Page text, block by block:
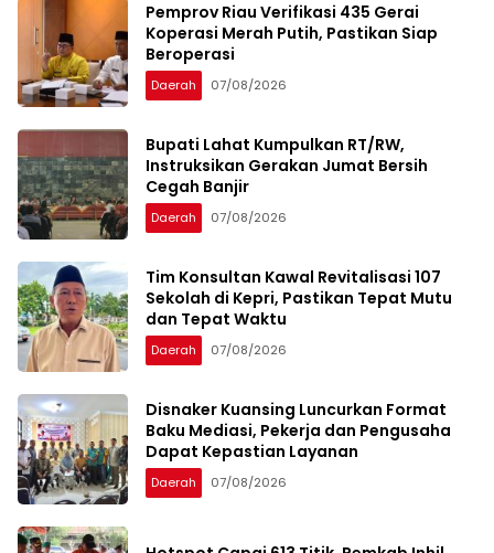
Pemprov Riau Verifikasi 435 Gerai
Koperasi Merah Putih, Pastikan Siap
Beroperasi
Daerah 07/08/2026
Bupati Lahat Kumpulkan RT/RW,
Instruksikan Gerakan Jumat Bersih
Cegah Banjir
Daerah 07/08/2026
Tim Konsultan Kawal Revitalisasi 107
Sekolah di Kepri, Pastikan Tepat Mutu
dan Tepat Waktu
Daerah 07/08/2026
Disnaker Kuansing Luncurkan Format
Baku Mediasi, Pekerja dan Pengusaha
Dapat Kepastian Layanan
Daerah 07/08/2026